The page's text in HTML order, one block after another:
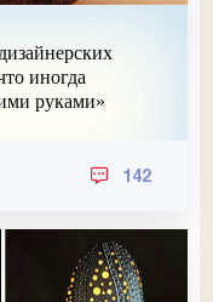
иногда
руками»
142